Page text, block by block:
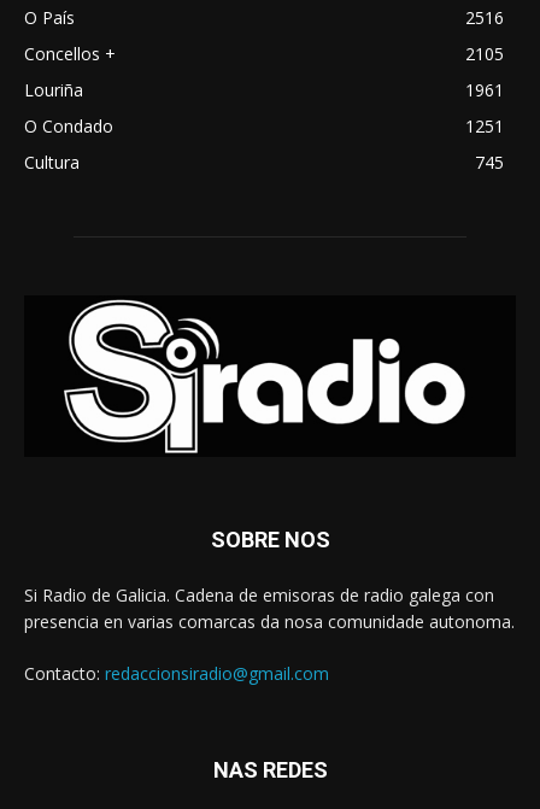
O País
2516
Concellos +
2105
Louriña
1961
O Condado
1251
Cultura
745
SOBRE NOS
Si Radio de Galicia. Cadena de emisoras de radio galega con
presencia en varias comarcas da nosa comunidade autonoma.
Contacto: redaccionsiradio@gmail.com
NAS REDES